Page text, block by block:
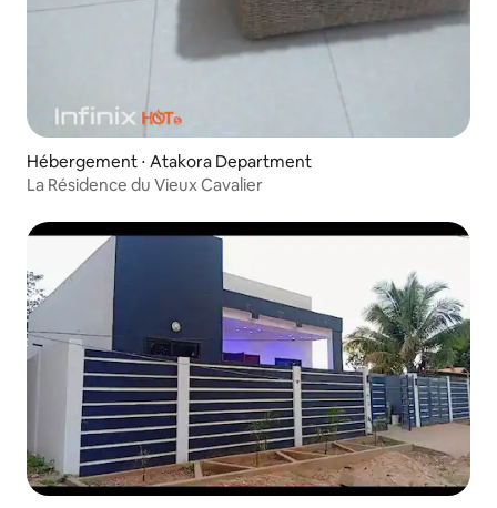
Hébergement ⋅ Atakora Department
La Résidence du Vieux Cavalier